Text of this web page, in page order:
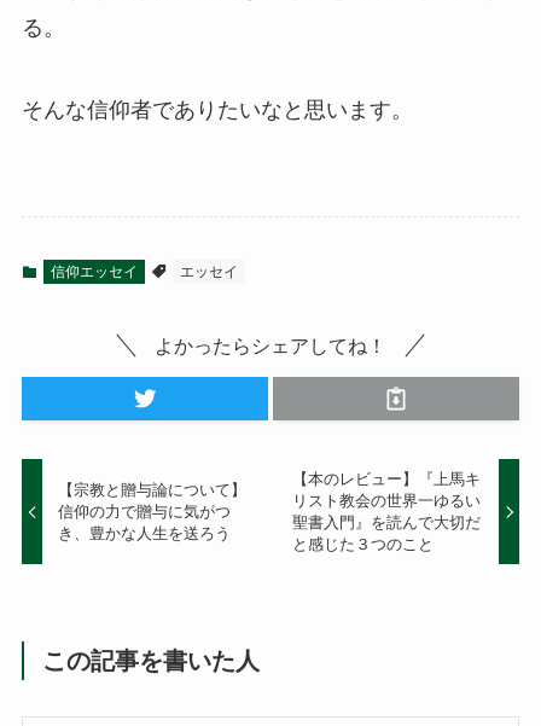
る。
そんな信仰者でありたいなと思います。
信仰エッセイ エッセイ
よかったらシェアしてね！
【宗教と贈与論について】
信仰の力で贈与に気がつ
き、豊かな人生を送ろう
【本のレビュー】『上馬キ
リスト教会の世界一ゆるい
聖書入門』を読んで大切だ
と感じた３つのこと
この記事を書いた人